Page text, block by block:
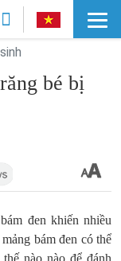
bé bị
đen khiến nhiều
bám đen có thể
nào nào để đánh